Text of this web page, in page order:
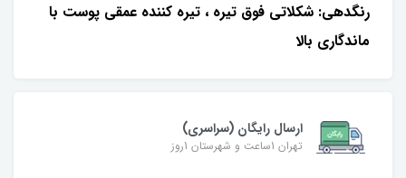
رنگدهی: شكلاتى فوق تيره ، تيره كننده عمقى پوست با
ماندگارى بالا
ارسال رایگان (سراسری)
تهران 1ساعت و شهرستان 1روز